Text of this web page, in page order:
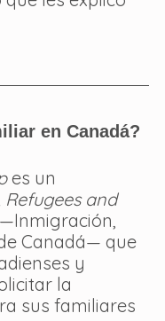
en Canadá?
es un
and
Canadá— que
y
la
sus familiares